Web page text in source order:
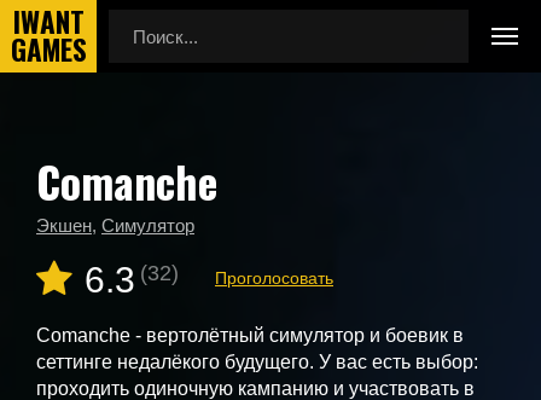
Главная
Новые игры
Comanche
Comanche
Экшен, Симулятор
6.3 (32) Проголосовать
Comanche - вертолётный симулятор и боевик в
сеттинге недалёкого будущего. У вас есть выбор:
проходить одиночную кампанию и участвовать в